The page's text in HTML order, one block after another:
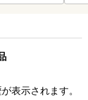
表示されます。